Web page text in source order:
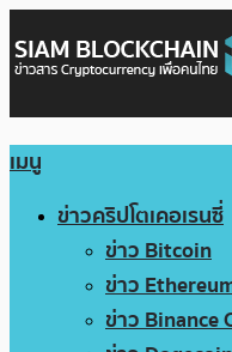
เมนู
ข่าวคริปโตเคอเรนซี่
ข่าว Bitcoin
ข่าว
ข่าว Binance